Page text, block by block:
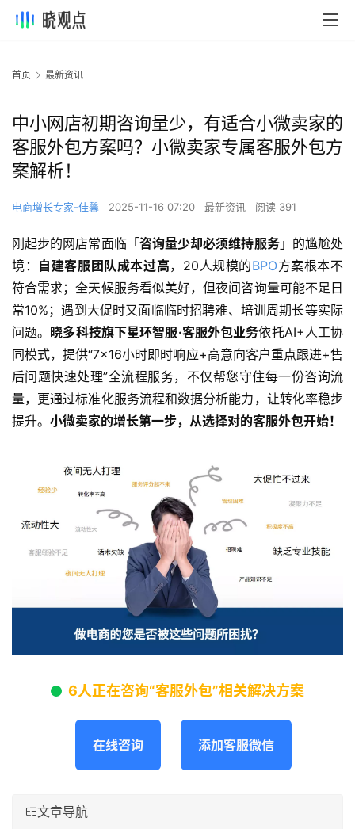
首页 最新资讯
中小网店初期咨询量少，有适合小微卖家的
客服外包方案吗？小微卖家专属客服外包方
案解析！
电商增长专家-佳馨 2025-11-16 07:20 最新资讯 阅读 391
刚起步的网店常面临「咨询量少却必须维持服务」的尴尬处
境： 自建客服团队成本过高，20人规模的BPO方案根本不
符合需求；全天候服务看似美好，但夜间咨询量可能不足日
常10%；遇到大促时又面临临时招聘难、培训周期长等实际
问题。 晓多科技旗下星环智服·客服外包业务依托AI+人工协
同模式，提供“7×16小时即时响应+高意向客户重点跟进+售
后问题快速处理”全流程服务，不仅帮您守住每一份咨询流
量，更通过标准化服务流程和数据分析能力，让转化率稳步
提升。​ 小微卖家的增长第一步，从选择对的客服外包开始！​
6人正在咨询“客服外包”相关解决方案
在线咨询 添加客服微信
文章导航